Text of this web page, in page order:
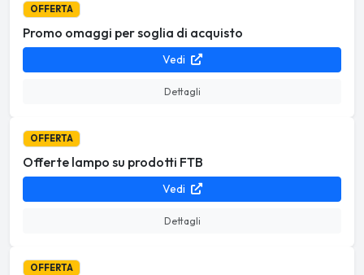
OFFERTA
Promo omaggi per soglia di acquisto
Vedi
Dettagli
OFFERTA
Offerte lampo su prodotti FTB
Vedi
Dettagli
OFFERTA